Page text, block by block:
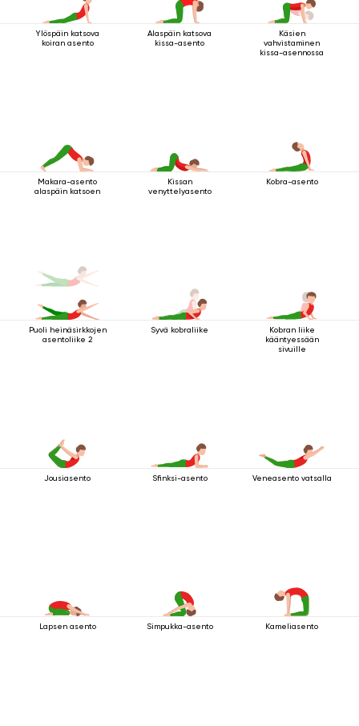
Ylöspäin katsova
koiran asento
Alaspäin katsova
kissa-asento
Käsien
vahvistaminen
kissa-asennossa
Makara-asento
alaspäin katsoen
Kissan
venyttelyasento
Kobra-asento
Puoli heinäsirkkojen
asentoliike 2
Syvä kobraliike
Kobran liike
kääntyessään
sivuille
Jousiasento Sfinksi-asento Veneasento vatsalla
Lapsen asento Simpukka-asento Kameliasento